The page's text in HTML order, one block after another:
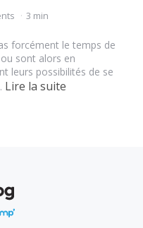
3 min
forcément le temps de
sont alors en
leurs possibilités de se
Lire la suite